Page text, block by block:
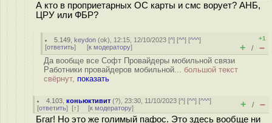
А кто в проприетарных ОС карты и смс ворует? АНБ,
ЦРУ или ФБР?
5.149 ,keydon (ok), 12:15, 12/10/2023 [^] [^^] [^^^]
[ответить] [к модератору]
+1
+ / –
Да вообще все Софт Провайдеры мобильной связи
Работники провайдеров мобильной... большой текст
свёрнут, показать
4.103 ,коньюктивит (?), 23:30, 11/10/2023 [^] [^^] [^^^]
[ответить] [↑] [к модератору] + / –
Бгаг! Но это же голимый пафос. Это здесь вообще ни